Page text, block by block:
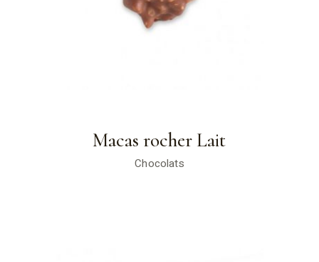
Macas rocher Lait
Chocolats